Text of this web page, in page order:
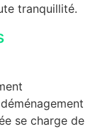
tranquillité.
se charge de